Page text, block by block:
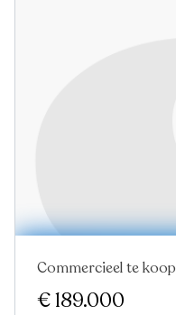
Commercieel te koop
€ 189.000